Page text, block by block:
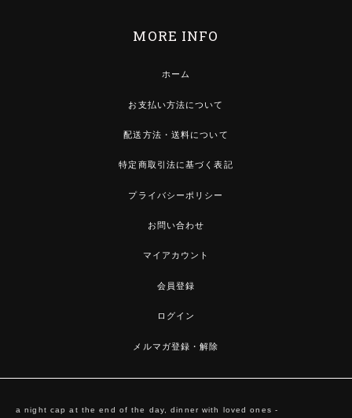
MORE INFO
ホーム
お支払い方法について
配送方法・送料について
特定商取引法に基づく表記
プライバシーポリシー
お問い合わせ
マイアカウント
会員登録
ログイン
メルマガ登録・解除
a night cap at the end of the day, dinner with loved ones -